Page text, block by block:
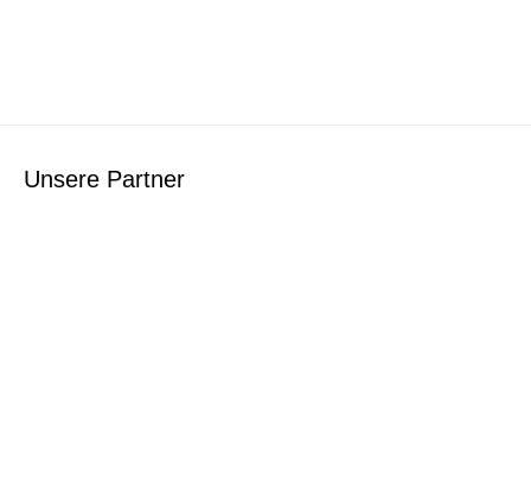
Unsere Partner